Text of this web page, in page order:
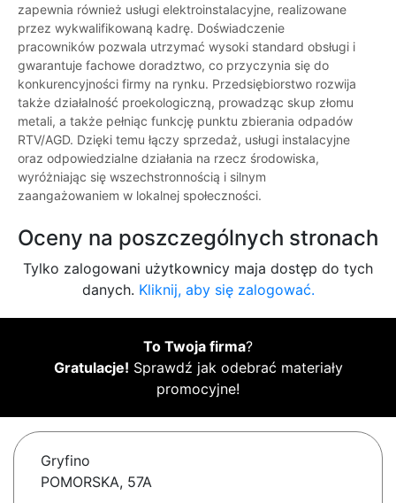
zapewnia również usługi elektroinstalacyjne, realizowane
przez wykwalifikowaną kadrę. Doświadczenie
pracowników pozwala utrzymać wysoki standard obsługi i
gwarantuje fachowe doradztwo, co przyczynia się do
konkurencyjności firmy na rynku. Przedsiębiorstwo rozwija
także działalność proekologiczną, prowadząc skup złomu
metali, a także pełniąc funkcję punktu zbierania odpadów
RTV/AGD. Dzięki temu łączy sprzedaż, usługi instalacyjne
oraz odpowiedzialne działania na rzecz środowiska,
wyróżniając się wszechstronnością i silnym
zaangażowaniem w lokalnej społeczności.
Oceny na poszczególnych stronach
Tylko zalogowani użytkownicy maja dostęp do tych
danych. Kliknij, aby się zalogować.
To Twoja firma?
Gratulacje! Sprawdź jak odebrać materiały
promocyjne!
Gryfino
POMORSKA, 57A